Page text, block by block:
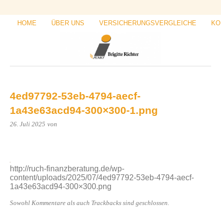
HOME ÜBER UNS VERSICHERUNGSVERGLEICHE
4ed97792-53eb-4794-aecf-
1a43e63acd94-300×300-1.png
26. Juli 2025 von
http://ruch-finanzberatung.de/wp-
content/uploads/2025/07/4ed97792-53eb-4794-aecf-
1a43e63acd94-300×300.png
Sowohl Kommentare als auch Trackbacks sind geschlossen.